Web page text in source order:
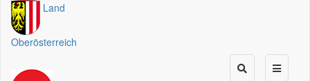
Land
Oberösterreich